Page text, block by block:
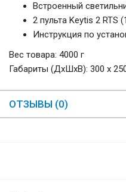
Встроенный
2 пульта Keytis 2 RTS
Инструкция по
Вес товара: 4000 г
Габариты (ДxШxВ): 300 x
ОТЗЫВЫ (0)